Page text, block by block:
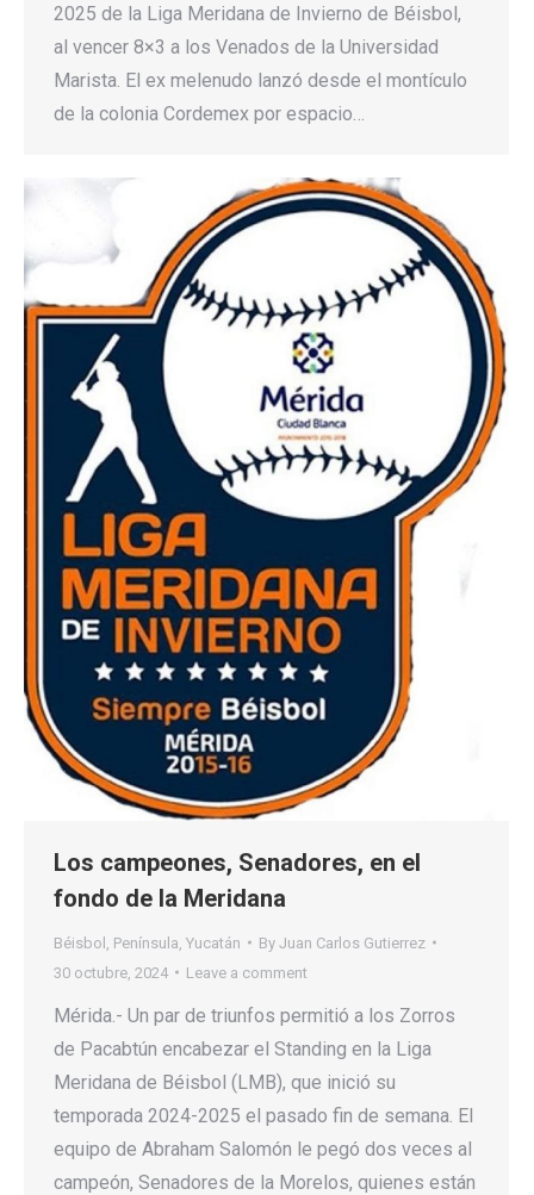
2025 de la Liga Meridana de Invierno de Béisbol,
al vencer 8×3 a los Venados de la Universidad
Marista. El ex melenudo lanzó desde el montículo
de la colonia Cordemex por espacio…
Los campeones, Senadores, en el
fondo de la Meridana
Béisbol Península Yucatán By Juan Carlos Gutierrez
30 octubre, 2024
Leave a comment
Mérida.- Un par de triunfos permitió a los Zorros
de Pacabtún encabezar el Standing en la Liga
Meridana de Béisbol (LMB), que inició su
temporada 2024-2025 el pasado fin de semana. El
equipo de Abraham Salomón le pegó dos veces al
campeón, Senadores de la Morelos, quienes están